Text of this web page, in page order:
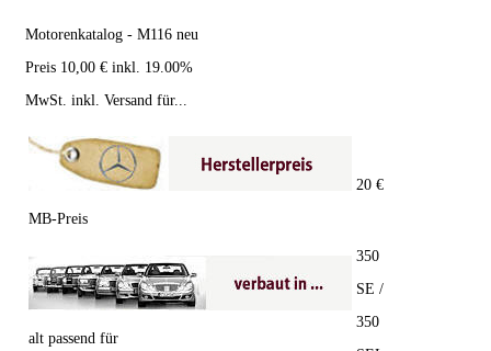
Motorenkatalog - M116 neu
Preis 10,00 € inkl. 19.00%
MwSt. inkl. Versand für...
MB-Preis
20 €
alt passend für
350
SE /
350